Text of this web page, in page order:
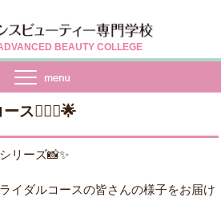
BEAUTY COLLEGE
ス👰🏻‍♀️🌟
リーズ📸✨
イダルコースの皆さんの様子をお届け